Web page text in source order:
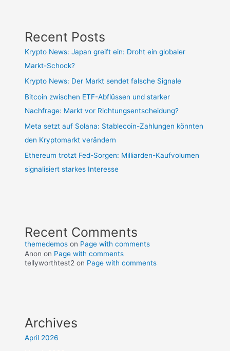
Recent Posts
Krypto News: Japan greift ein: Droht ein globaler
Markt-Schock?
Krypto News: Der Markt sendet falsche Signale
Bitcoin zwischen ETF-Abflüssen und starker
Nachfrage: Markt vor Richtungsentscheidung?
Meta setzt auf Solana: Stablecoin-Zahlungen könnten
den Kryptomarkt verändern
Ethereum trotzt Fed-Sorgen: Milliarden-Kaufvolumen
signalisiert starkes Interesse
Recent Comments
themedemos on Page with comments
Anon on Page with comments
tellyworthtest2 on Page with comments
Archives
April 2026